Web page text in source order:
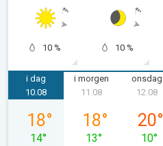
10 % 10 %
i dag
mandag 10.08
10.08
18°
14°
i morgen
11.08
18°
13°
onsdag
12.08
20°
10°